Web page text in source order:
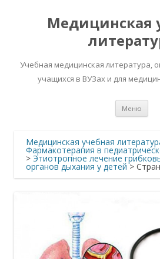
Медицинская
Учебная медицинская литература,
учащихся в ВУЗах и для
Меню
Медицинская учебная
Фармакотерапия в
> Этиотропное лечение
органов дыхания у детей>